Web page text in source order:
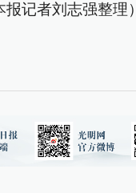
记者刘志强整理）